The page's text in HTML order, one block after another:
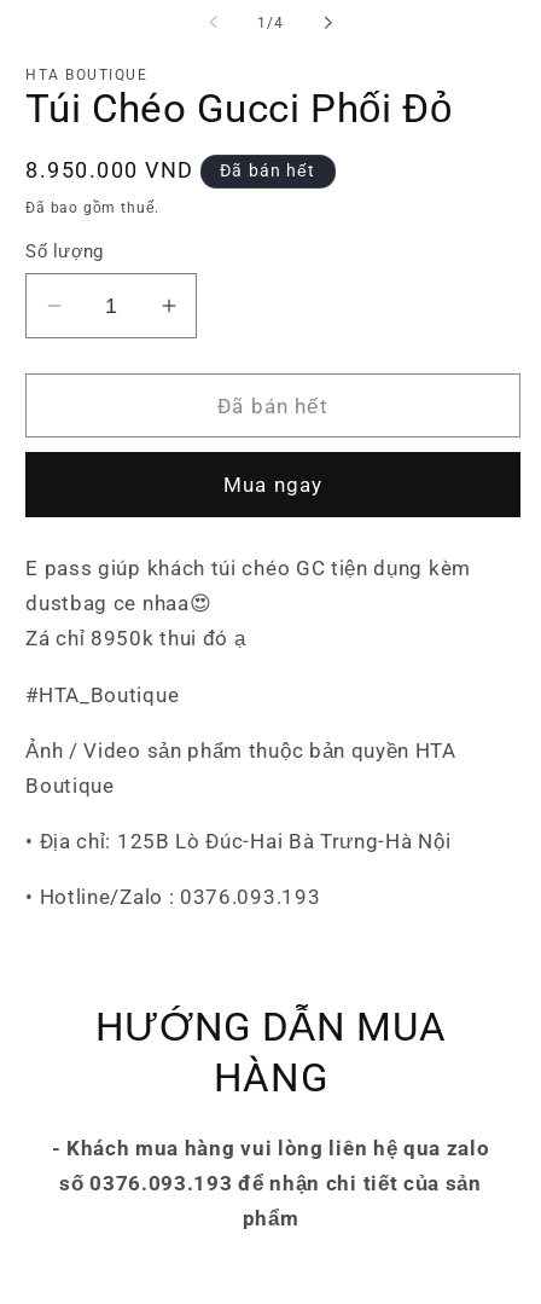
hộp
tương
1 /trong
4
HTA BOUTIQUE
Túi Chéo Gucci Phối Đỏ
Giá
thông
8.950.000 VND Đã bán hết
Đã bao gồm thuế.
Số lượng
Giảm
số
lượng
Túi
Phối
Tăng
số
lượng
Túi
Gucci
Phối
Đã bán hết
Mua ngay
E pass giúp khách túi chéo GC tiện dụng kèm
dustbag ce nhaa😍
Zá chỉ 8950k thui đó ạ
#HTA_Boutique
Ảnh / Video sản phẩm thuộc bản quyền HTA
Boutique
• Địa chỉ: 125B Lò Đúc-Hai Bà Trưng-Hà Nội
• Hotline/Zalo : 0376.093.193
HƯỚNG DẪN MUA
HÀNG
- Khách mua hàng vui lòng liên hệ qua zalo
số 0376.093.193 để nhận chi tiết của sản
phẩm